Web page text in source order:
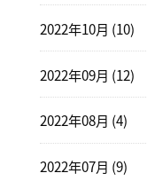
2022年10月 (10)
2022年09月 (12)
2022年08月 (4)
2022年07月 (9)